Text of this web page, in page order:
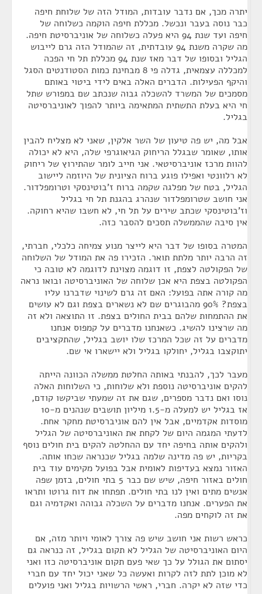
יתרה מכך, אם נדבר עובדות, המודל הזה של שלוחת חיפה
כבר נוסה בעבר ונכשל. מכללת חיפה הוקמה כשלוחה של
חיפה ועד שנת 94 היא פעלה כשלוחה של אוניברסיטת חיפה.
מה שקרה משנת 94 עובדתית, זה שהמודל הזה גרם לייבוש
הגליל ובסופו של דבר מאז שנת 94 מכללת תל חי הפכה
למכללה עצמאית, גדלה פי 8 מבחינת כמות הסטודנטים הסגל
והיקף הפעילות. הדברים האלה באים לידי ביטוי באותם
מסמכים של המשרד להשכלה גבוה שנכתב שם במפורש שתל
חי היא בעלת התשתית המתאימה ביותר להפוך לאוניברסיטה
בגליל.
אבל מה, יש פה טיעון של השר אלקין, שאני לא מצליח להבין
אותו, שאומר שבגלל הריחוק הגיאוגרפי שלה, היא לא יכולה
להוות מרכז אוניברסיטאי. אני חייב לומר שהתירוץ של ריחוק
לא רלוונטי ואפילו פוגע ברוח הציונית של היוזמה ליישוב
הגליל, בטח של מפלגה שקמה ברוח ז'בוטינסקי וטרומפלדור.
אני חושב שטרומפלדור שנהרג בהגנת תל חי בגליל
וז'בוטינסקי שכתב שירים על תל חי, לא חשבו שהיא רחוקה.
אין סיבה שהממשלה תסכים להסבר כזה.
המטרה בסופו של דבר היא לייצר מנוע צמיחה כלכלי, חברתי,
זה הרבה יותר מלתת תואר. הזכירו פה את המודל של השלוחה
של הפקולטה לצפת, זו דוגמה מצוינת לדוגמה לא טובה כי
הפקולטה בצפת היא אכן שלוחה של האוניברסיטה ובואו נראה
מה קורה אתה בפועל: האם זה גרם לשינוי שדברנו עליו
בצפת? 90% מהבוגרים שם לא נשארים בצפת וגם לא עושים
את ההתמחות שלהם בבית החולים בצפת. זו התוצאה ולא זה
מה שרצינו להשיג. כשאנחנו מדברים על קמפוס אנחנו
מדברים על זה שכל המרכז שלו יושב בגליל, שהתקציבים
יתוקצבו בגליל, יחולקו בגליל ולא יישארו אי שם.
מעבר לכך, להבנתי באותה החלטת ממשלה הכוונה הייתה
להקים אוניברסיטה נוספת ולא שלוחות, כי השלוחות האלה
נוסו ואם נדבר מספרים, שגם את זה שמעתי שביקשו קודם,
אז בגליל יש למעלה מ-1.5 מיליון תושבים שנהנים מ-10
מוסדות אקדמיים, אבל אין להם אוניברסיטת מחקר אחת.
לדעתי המגמה היום של לקחת את האוניברסיטה של הגליל
ולהקים אותה בחיפה יחד עם ההחלטה להקים בית חולים נוסף
בקריות, יש פה מדינה שלמה בגליל שכנראה שכחו אותה.
האזור נמצא בעדיפות לאומית אבל בפועל מקימים עוד בית
חולים באזור חיפה, שיש שם כבר 5 בתי חולים, בזמן שפה
אנשים מתים ואין לנו בתי חולים. תפתחו את דוח גרוטו ותראו
את הפערים. אנחנו מדברים על השכלה גבוהה ואקדמיה וגם
את זה לוקחים מפה.
כראש רשות אני חושב שיש פה צורך לאומי ויותר מזה, אם
היום האוניברסיטה של הגליל לא תקום בגליל, זה כנראה גם
יסתום את הגולל על כך שאי פעם תקום אוניברסיטה כזו ואני
לא מוכן לתת לזה לקרות ואעשה כל שאני יכול יחד עם חברי
כדי שזה לא יקרה. חברי, ראשי הרשויות בגליל ואני פועלים